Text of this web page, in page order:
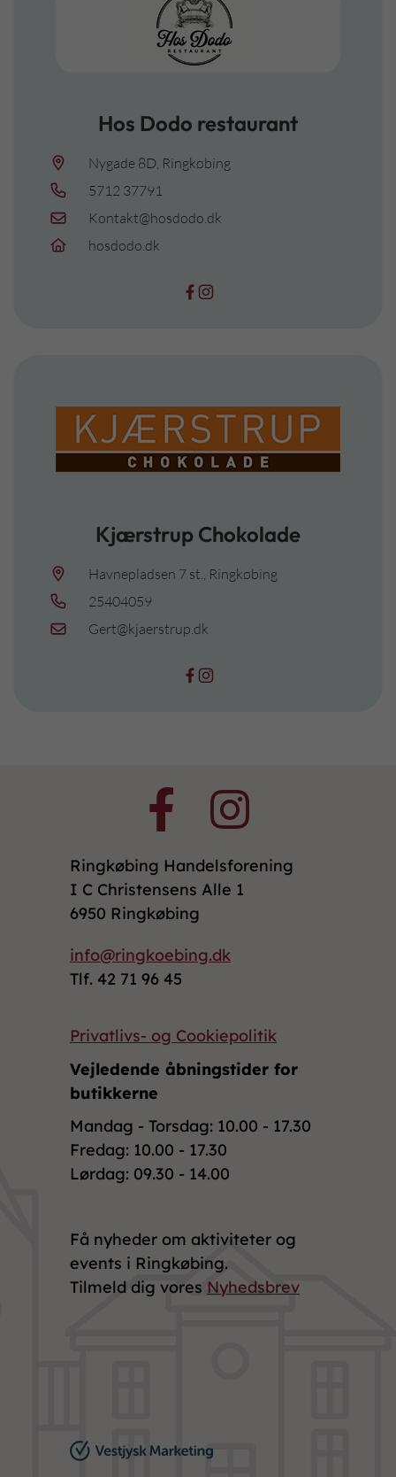
Hos Dodo restaurant
Nygade 8D, Ringkøbing
5712 37791
Kontakt@hosdodo.dk
hosdodo.dk
Kjærstrup Chokolade
Havnepladsen 7 st., Ringkøbing
25404059
Gert@kjaerstrup.dk
Ringkøbing Handelsforening
I C Christensens Alle 1
6950 Ringkøbing
info@ringkoebing.dk
Tlf. 42 71 96 45
Privatlivs- og Cookiepolitik
Vejledende åbningstider for
butikkerne
Mandag - Torsdag: 10.00 - 17.30
Fredag: 10.00 - 17.30
Lørdag: 09.30 - 14.00
Få nyheder om aktiviteter og
events i Ringkøbing.
Tilmeld dig vores Nyhedsbrev